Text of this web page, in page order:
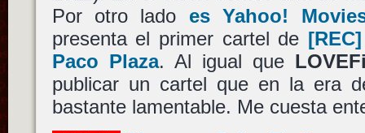
Por otro lado es Yahoo!
presenta el primer cartel de
Paco Plaza. Al igual que
publicar un cartel que en la era
bastante lamentable. Me cuesta